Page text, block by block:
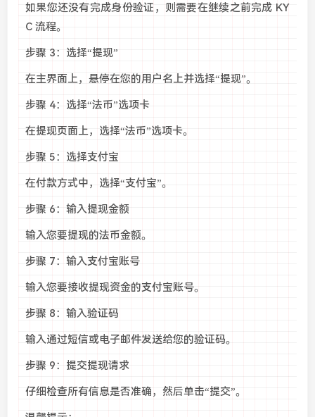
如果您还没有完成身份验证，则需要在继续之前完成 KY
C 流程。
步骤 3：选择“提现”
在主界面上，悬停在您的用户名上并选择“提现”。
步骤 4：选择“法币”选项卡
在提现页面上，选择“法币”选项卡。
步骤 5：选择支付宝
在付款方式中，选择“支付宝”。
步骤 6：输入提现金额
输入您要提现的法币金额。
步骤 7：输入支付宝账号
输入您要接收提现资金的支付宝账号。
步骤 8：输入验证码
输入通过短信或电子邮件发送给您的验证码。
步骤 9：提交提现请求
仔细检查所有信息是否准确，然后单击“提交”。